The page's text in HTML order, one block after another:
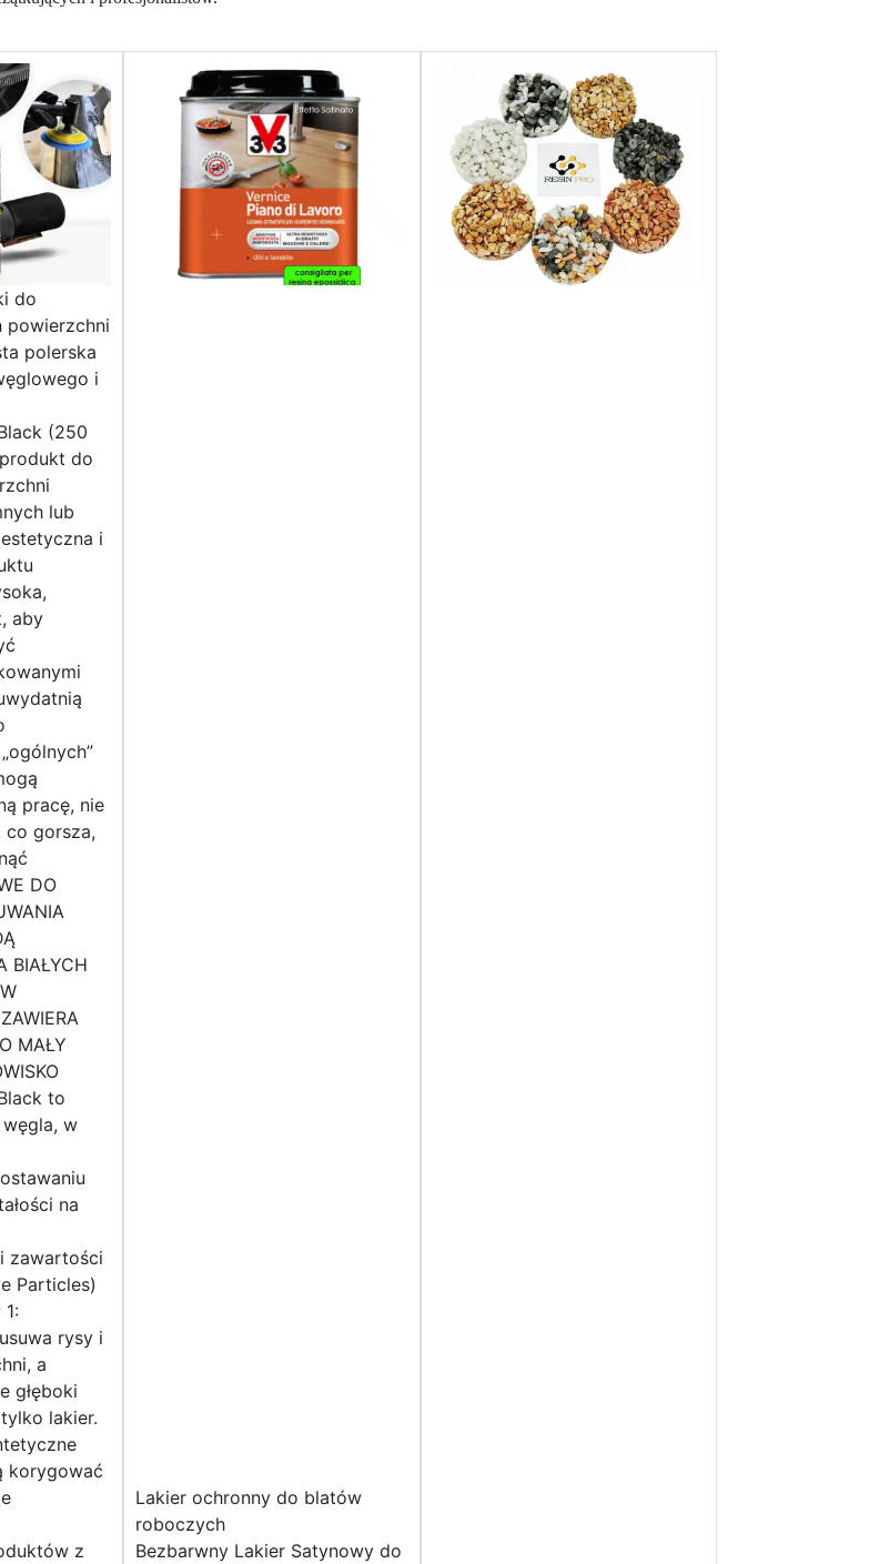
do
powierzchni
polerska
i
(250
do
lub
i
aby
pracę, nie
co gorsza,
DO
BIAŁYCH
MAŁY
to
w
na
zawartości
Particles)
rysy i
a
głęboki
lakier.
korygować
z
Lakier ochronny do blatów
roboczych
Bezbarwny Lakier Satynowy do